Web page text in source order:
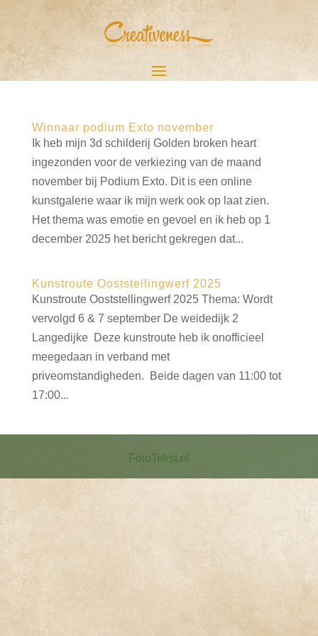
Winnaar podium Exto november
Ik heb mijn 3d schilderij Golden broken heart
ingezonden voor de verkiezing van de maand
november bij Podium Exto. Dit is een online
kunstgalerie waar ik mijn werk ook op laat zien.
Het thema was emotie en gevoel en ik heb op 1
december 2025 het bericht gekregen dat...
Kunstroute Ooststellingwerf 2025
Kunstroute Ooststellingwerf 2025 Thema: Wordt
vervolgd 6 & 7 september De weidedijk 2
Langedijke Deze kunstroute heb ik onofficieel
meegedaan in verband met
priveomstandigheden. Beide dagen van 11:00 tot
17:00...
FotoTekst.nl